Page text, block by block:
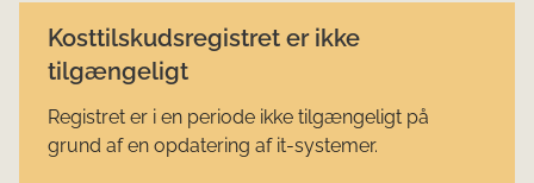
Kosttilskudsregistret er ikke
tilgængeligt
Registret er i en periode ikke tilgængeligt på
grund af en opdatering af it-systemer.